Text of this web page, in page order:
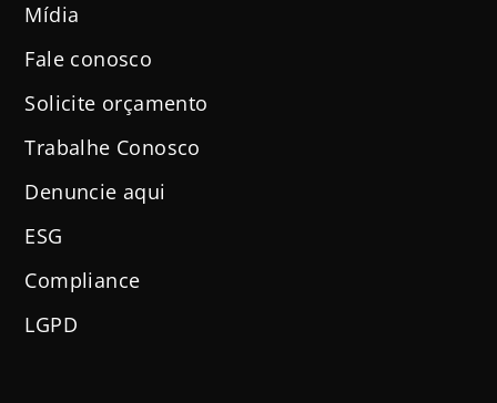
Mídia
Fale conosco
Solicite orçamento
Trabalhe Conosco
Denuncie aqui
ESG
Compliance
LGPD